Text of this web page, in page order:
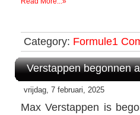
Category: Formule1
Verstappen begonnen
vrijdag, 7 februari, 2025
Max Verstappen is